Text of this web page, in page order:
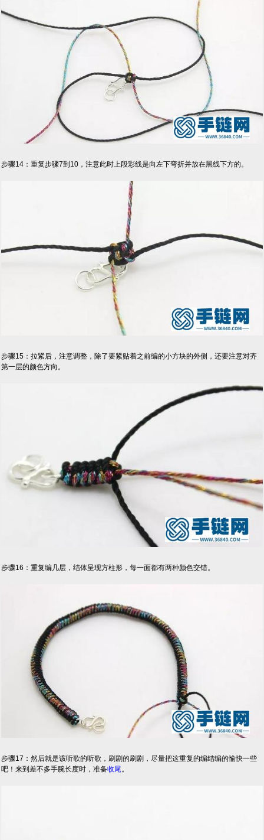
步骤14：重复步骤7到10，注意此时上段彩线是向左下弯折并放在黑线下方的。
步骤15：拉紧后，注意调整，除了要紧贴着之前编的小方块的外侧，还要注意对齐
第一层的颜色方向。
步骤16：重复编几层，结体呈现方柱形，每一面都有两种颜色交错。
步骤17：然后就是该听歌的听歌，刷剧的刷剧，尽量把这重复的编结编的愉快一些
吧！来到差不多手腕长度时，准备收尾 。